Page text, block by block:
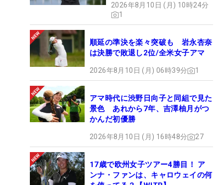
2026年8月10日 (月) 10時24分
1
順延の準決を楽々突破も 岩永杏奈
は決勝で敗退し2位/全米女子アマ
2026年8月10日 (月) 06時39分 1
アマ時代に渋野日向子と同組で見た
景色 あれから7年、吉澤柚月がつ
かんだ初優勝
2026年8月10日 (月) 16時48分 27
17歳で欧州女子ツアー4勝目！ ア
ンナ・ファンは、キャロウェイの何